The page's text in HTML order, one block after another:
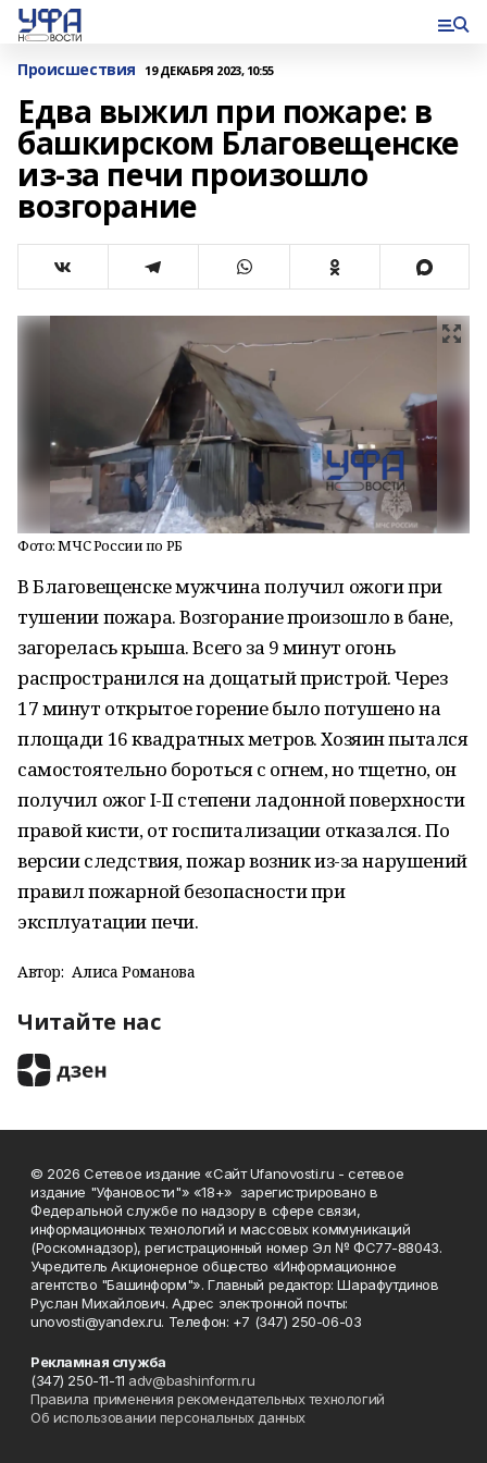
Происшествия 19 ДЕКАБРЯ 2023, 10:55
Едва выжил при пожаре: в
башкирском Благовещенске
из-за печи произошло
возгорание
Фото: МЧС России по РБ
В Благовещенске мужчина получил ожоги при
тушении пожара. Возгорание произошло в бане,
загорелась крыша. Всего за 9 минут огонь
распространился на дощатый пристрой. Через
17 минут открытое горение было потушено на
площади 16 квадратных метров. Хозяин пытался
самостоятельно бороться с огнем, но тщетно, он
получил ожог I-II степени ладонной поверхности
правой кисти, от госпитализации отказался. По
версии следствия, пожар возник из-за нарушений
правил пожарной безопасности при
эксплуатации печи.
Автор: Алиса Романова
Читайте нас
© 2026 Сетевое издание «Сайт Ufanovosti.ru - сетевое
издание "Уфановости"» «18+» зарегистрировано в
Федеральной службе по надзору в сфере связи,
информационных технологий и массовых коммуникаций
(Роскомнадзор), регистрационный номер Эл № ФС77-88043.
Учредитель Акционерное общество «Информационное
агентство "Башинформ"». Главный редактор: Шарафутдинов
Руслан Михайлович. Адрес электронной почты:
unovosti@yandex.ru. Телефон: +7 (347) 250-06-03
Рекламная служба
(347) 250-11-11 adv@bashinform.ru
Правила применения рекомендательных технологий
Об использовании персональных данных